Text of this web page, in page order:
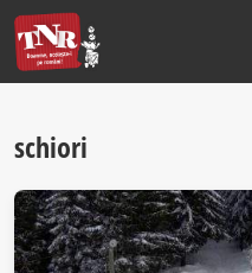
schiori